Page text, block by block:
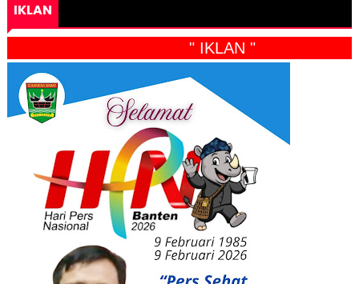
IKLAN
" IKLAN "